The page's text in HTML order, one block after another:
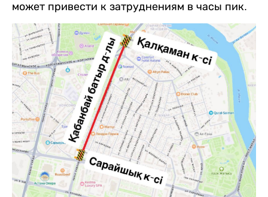
может привести к затруднениям в часы пик.